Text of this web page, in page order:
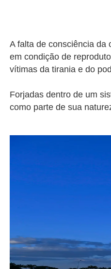
A falta de consciência da
em condição de
vítimas da tirania e do
Forjadas dentro de um
como parte de sua